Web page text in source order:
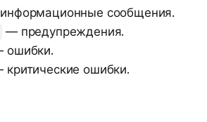
сообщения.
— предупреждения.
ошибки.
ошибки.